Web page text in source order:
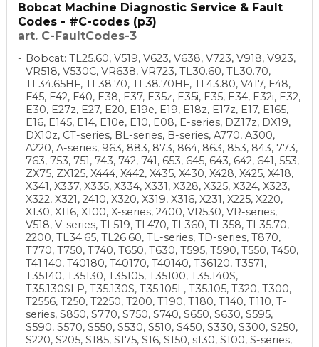
Bobcat Machine Diagnostic Service & Fault
Codes - #C-codes (p3)
art. C-FaultCodes-3
Bobcat: TL25.60, V519, V623, V638, V723, V918, V923,
VR518, V530C, VR638, VR723, TL30.60, TL30.70,
TL34.65HF, TL38.70, TL38.70HF, TL43.80, V417, E48,
E45, E42, E40, E38, E37, E35z, E35i, E35, E34, E32i, E32,
E30, E27z, E27, E20, E19e, E19, E18z, E17z, E17, E165,
E16, E145, E14, E10e, E10, E08, E-series, DZ17z, DX19,
DX10z, CT-series, BL-series, B-series, A770, A300,
A220, A-series, 963, 883, 873, 864, 863, 853, 843, 773,
763, 753, 751, 743, 742, 741, 653, 645, 643, 642, 641, 553,
ZX75, ZX125, X444, X442, X435, X430, X428, X425, X418,
X341, X337, X335, X334, X331, X328, X325, X324, X323,
X322, X321, 2410, X320, X319, X316, X231, X225, X220,
X130, X116, X100, X-series, 2400, VR530, VR-series,
V518, V-series, TL519, TL470, TL360, TL358, TL35.70,
2200, TL34.65, TL26.60, TL-series, TD-series, T870,
T770, T750, T740, T650, T630, T595, T590, T550, T450,
T41.140, T40180, T40170, T40140, T36120, T3571,
T35140, T35130, T35105, T35100, T35.140S,
T35.130SLP, T35.130S, T35.105L, T35.105, T320, T300,
T2556, T250, T2250, T200, T190, T180, T140, T110, T-
series, S850, S770, S750, S740, S650, S630, S595,
S590, S570, S550, S530, S510, S450, S330, S300, S250,
S220, S205, S185, S175, S16, S150, s130, S100, S-series,